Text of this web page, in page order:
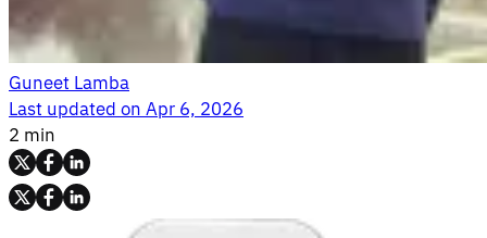
Guneet Lamba
Last updated onApr 6, 2026
2 min